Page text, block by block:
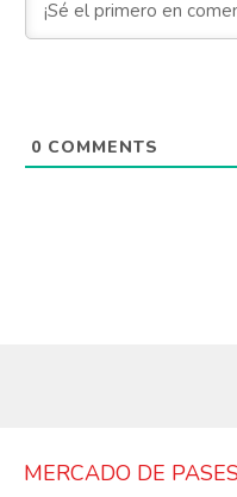
0 COMMENTS
MERCADO DE